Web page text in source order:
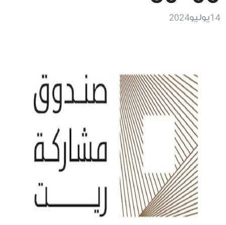
14يوليو2024